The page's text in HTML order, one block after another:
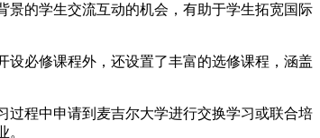
景的学生交流互动的机会，有助于学生拓宽国际
设必修课程外，还设置了丰富的选修课程，涵盖
过程中申请到麦吉尔大学进行交换学习或联合培